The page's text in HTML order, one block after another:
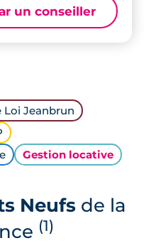
un conseiller
Loi Jeanbrun
Gestion locative
Neufsde la
(1)